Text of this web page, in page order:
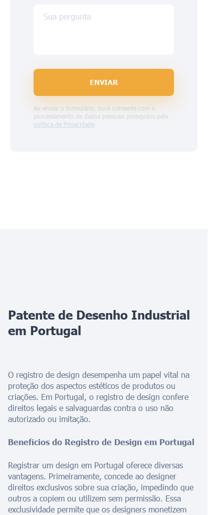
Sua pergunta
ENVIAR
Ao enviar o formulário, você consente com o
processamento de dados pessoais protegidos pela
política de Privacidade.
Patente de Desenho Industrial
em Portugal
O registro de design desempenha um papel vital na
proteção dos aspectos estéticos de produtos ou
criações. Em Portugal, o registro de design confere
direitos legais e salvaguardas contra o uso não
autorizado ou imitação.
Benefícios do Registro de Design em Portugal
Registrar um design em Portugal oferece diversas
vantagens. Primeiramente, concede ao designer
direitos exclusivos sobre sua criação, impedindo que
outros a copiem ou utilizem sem permissão. Essa
exclusividade permite que os designers monetizem